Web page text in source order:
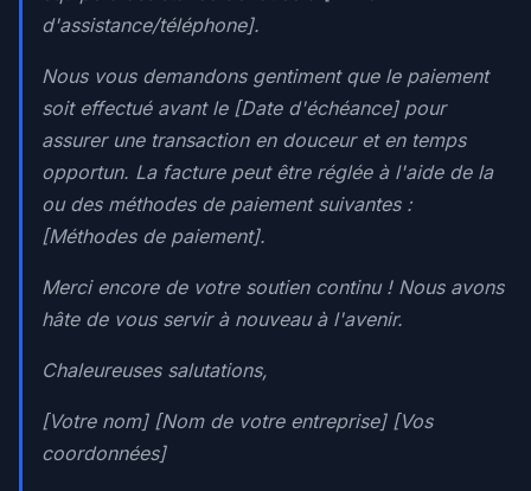
d'assistance/téléphone].
Nous vous demandons gentiment que le paiement
soit effectué avant le [Date d'échéance] pour
assurer une transaction en douceur et en temps
opportun. La facture peut être réglée à l'aide de la
ou des méthodes de paiement suivantes :
[Méthodes de paiement].
Merci encore de votre soutien continu ! Nous avons
hâte de vous servir à nouveau à l'avenir.
Chaleureuses salutations,
[Votre nom] [Nom de votre entreprise] [Vos
coordonnées]